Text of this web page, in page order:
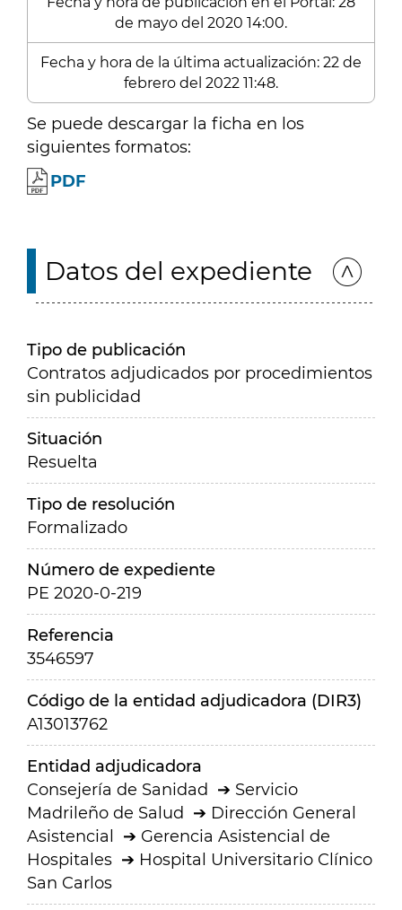
de mayo del 2020 14:00.
Fecha y hora de la última actualización: 22 de
febrero del 2022 11:48.
Se puede descargar la ficha en los
siguientes formatos:
PDF
Datos del expediente
Tipo de publicación
Contratos adjudicados por procedimientos
sin publicidad
Situación
Resuelta
Tipo de resolución
Formalizado
Número de expediente
PE 2020-0-219
Referencia
3546597
Código de la entidad adjudicadora (DIR3)
A13013762
Entidad adjudicadora
Consejería de Sanidad
Servicio
Madrileño de Salud
Dirección General
Asistencial
Gerencia Asistencial de
Hospitales
Hospital Universitario Clínico
San Carlos